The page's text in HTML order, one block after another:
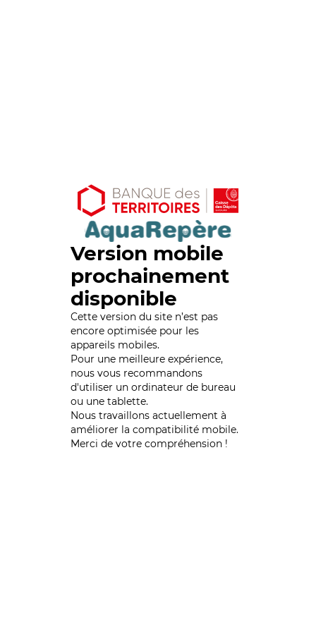
Version mobile
prochainement
disponible
Cette version du site n’est pas
encore optimisée pour les
appareils mobiles.
Pour une meilleure expérience,
nous vous recommandons
d'utiliser un ordinateur de bureau
ou une tablette.
Nous travaillons actuellement à
améliorer la compatibilité mobile.
Merci de votre compréhension !